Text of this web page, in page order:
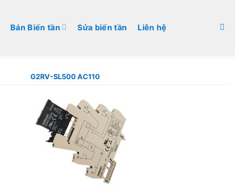
Bán Biến tần Sửa biến tần Liên hệ
G2RV-SL500 AC110